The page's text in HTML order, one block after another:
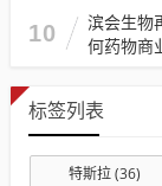
10
滨会生物
何药物商
标签列表
特斯拉(36)